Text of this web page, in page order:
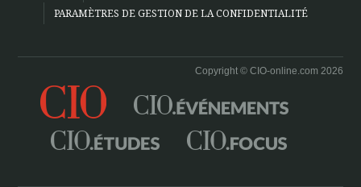
PARAMÈTRES DE GESTION DE LA CONFIDENTIALITÉ
Copyright © CIO-online.com 2026